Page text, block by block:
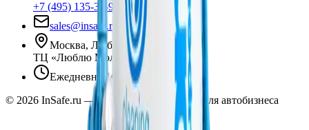
+7 (495) 135-35-99
sales@insafe.ru
Москва, Люблинская ул., 153.
ТЦ «Люблю Молл», -1 уровень
Ежедневно 10:00 — 19:00
© 2026 InSafe.ru — Товары и технологии для автобизнеса